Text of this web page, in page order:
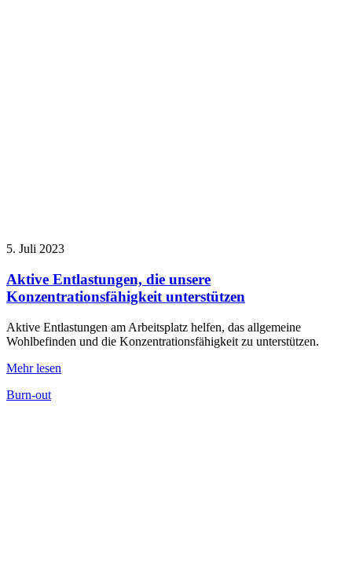
5. Juli 2023
Aktive Entlastungen, die unsere
Konzentrationsfähigkeit unterstützen
Aktive Entlastungen am Arbeitsplatz helfen, das allgemeine
Wohlbefinden und die Konzentrationsfähigkeit zu unterstützen.
Mehr lesen
Burn-out